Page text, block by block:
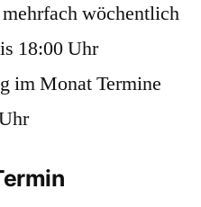
wöchentlich
18:00 Uhr
im Monat Termine